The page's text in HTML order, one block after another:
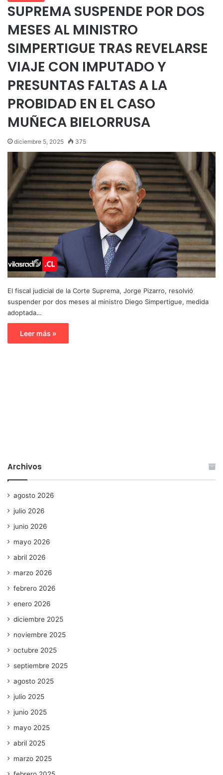
SUPREMA SUSPENDE POR DOS
MESES AL MINISTRO
SIMPERTIGUE TRAS REVELARSE
VIAJE CON IMPUTADO Y
PRESUNTAS FALTAS A LA
PROBIDAD EN EL CASO
MUÑECA BIELORRUSA
diciembre 5, 2025 375
El fiscal judicial de la Corte Suprema, Jorge Pizarro, resolvió
suspender por dos meses al ministro Diego Simpertigue, medida
adoptada…
Leer más »
Archivos
agosto 2026
julio 2026
junio 2026
mayo 2026
abril 2026
marzo 2026
febrero 2026
enero 2026
diciembre 2025
noviembre 2025
octubre 2025
septiembre 2025
agosto 2025
julio 2025
junio 2025
mayo 2025
abril 2025
marzo 2025